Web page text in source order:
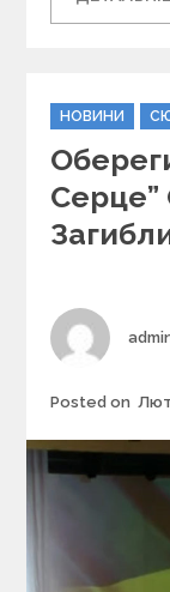
C
a
t
e
g
o
s
НОВИНИ
Posted on